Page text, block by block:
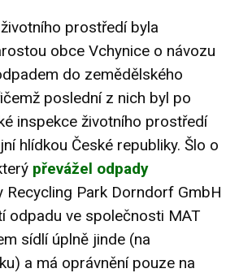
prostředí byla
obce Vchynice o návozu
do zemědělského
poslední z nich byl po
inspekce životního prostředí
hlídkou České republiky. Šlo o
převážel odpady
Recycling Park Dorndorf GmbH
odpadu ve společnosti MAT
sídlí úplně jinde (na
a má oprávnění pouze na